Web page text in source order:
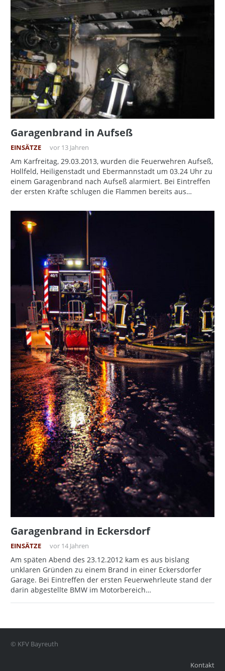
Garagenbrand in Aufseß
EINSÄTZE vor 13 Jahren
Am Karfreitag, 29.03.2013, wurden die Feuerwehren Aufseß,
Hollfeld, Heiligenstadt und Ebermannstadt um 03.24 Uhr zu
einem Garagenbrand nach Aufseß alarmiert. Bei Eintreffen
der ersten Kräfte schlugen die Flammen bereits aus…
Garagenbrand in Eckersdorf
EINSÄTZE vor 14 Jahren
Am späten Abend des 23.12.2012 kam es aus bislang
unklaren Gründen zu einem Brand in einer Eckersdorfer
Garage. Bei Eintreffen der ersten Feuerwehrleute stand der
darin abgestellte BMW im Motorbereich…
© KFV Bayreuth
Kontakt